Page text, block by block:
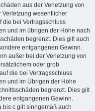
aus der Verletzung von
Verletzung wesentlicher
die bei Vertragsschluss
und im übrigen der Höhe nach
begrenzt. Dies gilt auch
entgangenen Gewinn.
außer bei der Verletzung von
oder grob
die bei Vertragsschluss
und im Übrigen der Höhe
begrenzt. Dies gilt
entgangenen Gewinn.
bis c gilt sinngemäß auch